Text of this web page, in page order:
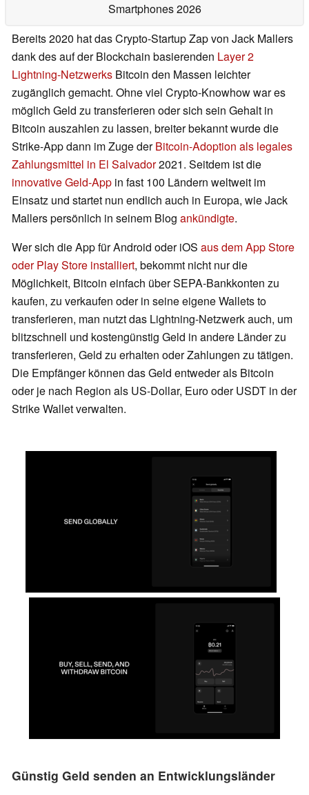
Smartphones 2026
Bereits 2020 hat das Crypto-Startup Zap von Jack Mallers
dank des auf der Blockchain basierenden Layer 2
Lightning-Netzwerks Bitcoin den Massen leichter
zugänglich gemacht. Ohne viel Crypto-Knowhow war es
möglich Geld zu transferieren oder sich sein Gehalt in
Bitcoin auszahlen zu lassen, breiter bekannt wurde die
Strike-App dann im Zuge derBitcoin-Adoption als legales
Zahlungsmittel in El Salvador2021. Seitdem ist die
innovative Geld-App in fast 100 Ländern weltweit im
Einsatz und startet nun endlich auch in Europa, wie Jack
Mallers persönlich in seinem Blog ankündigte.
Wer sich die App für Android oder iOS aus dem App Store
oder Play Store installiert, bekommt nicht nur die
Möglichkeit, Bitcoin einfach über SEPA-Bankkonten zu
kaufen, zu verkaufen oder in seine eigene Wallets to
transferieren, man nutzt das Lightning-Netzwerk auch, um
blitzschnell und kostengünstig Geld in andere Länder zu
transferieren, Geld zu erhalten oder Zahlungen zu tätigen.
Die Empfänger können das Geld entweder als Bitcoin
oder je nach Region als US-Dollar, Euro oder USDT in der
Strike Wallet verwalten.
Günstig Geld senden an Entwicklungsländer